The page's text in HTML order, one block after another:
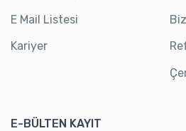
E Mail Listesi
Kariyer
E-BÜLTEN KAYIT